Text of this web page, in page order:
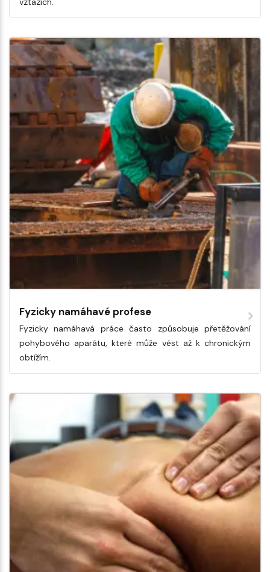
Fyzicky namáhavé profese
Fyzicky namáhavá práce často způsobuje přetěžování
pohybového aparátu, které může vést až k chronickým
obtížím.